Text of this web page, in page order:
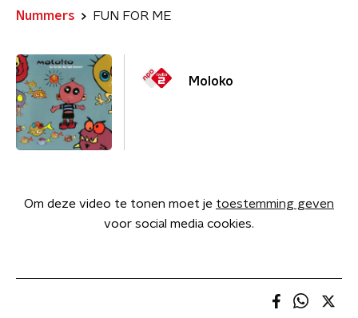
Nummers FUN FOR ME
Moloko
Om deze video te tonen moet je toestemming geven
voor social media cookies.